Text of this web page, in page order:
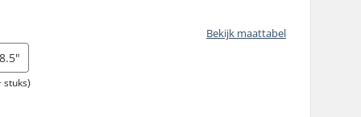
Bekijk maattabel
8.5"
stuks)